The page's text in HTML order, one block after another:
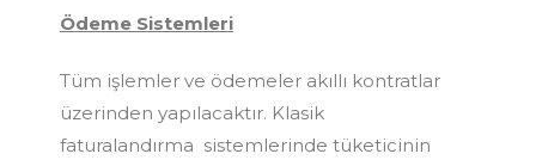
Ödeme Sistemleri
Tüm işlemler ve ödemeler akıllı kontratlar
üzerinden yapılacaktır. Klasik
faturalandırma sistemlerinde tüketicinin